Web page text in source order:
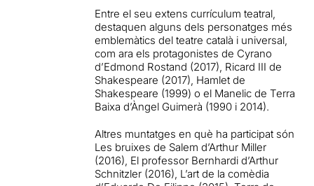
Entre el seu extens currículum teatral,
destaquen alguns dels personatges més
emblemàtics del teatre català i universal,
com ara els protagonistes de Cyrano
d’Edmond Rostand (2017), Ricard III de
Shakespeare (2017), Hamlet de
Shakespeare (1999) o el Manelic de Terra
Baixa d’Àngel Guimerà (1990 i 2014).
Altres muntatges en què ha participat són
Les bruixes de Salem d’Arthur Miller
(2016), El professor Bernhardi d’Arthur
Schnitzler (2016), L’art de la comèdia